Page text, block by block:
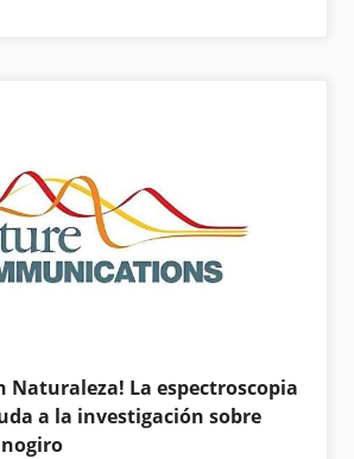
Naturaleza! La espectroscopia
a la investigación sobre